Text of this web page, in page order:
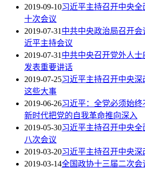
2019-09-10习近平主持召开中央
十次会议
2019-07-31中共中央政治局召开
近平主持会议
2019-07-31中共中央召开党外人
发表重要讲话
2019-07-25习近平主持召开中央
这些大事
2019-06-26习近平：全党必须始
新时代把党的自我革命推向深入
2019-05-30习近平主持召开中央
八次会议
2019-03-20习近平主持召开中央
2019-03-14全国政协十三届二次会